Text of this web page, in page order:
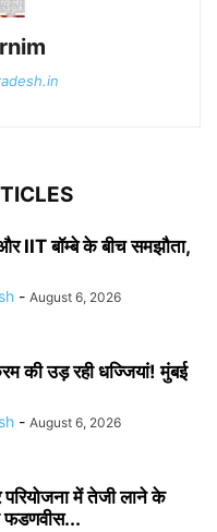
IIT बॉम्बे के बीच समझौता,
- August 6, 2026
की उड़ रही धज्जियां! मुंबई
- August 6, 2026
में तेजी लाने के
फडणवीस...